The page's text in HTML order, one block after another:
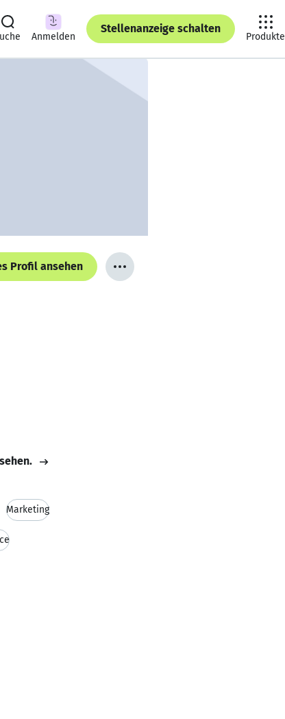
Anmelden
Stellenanzeige schalten
Produkte
Profil ansehen
Marketing